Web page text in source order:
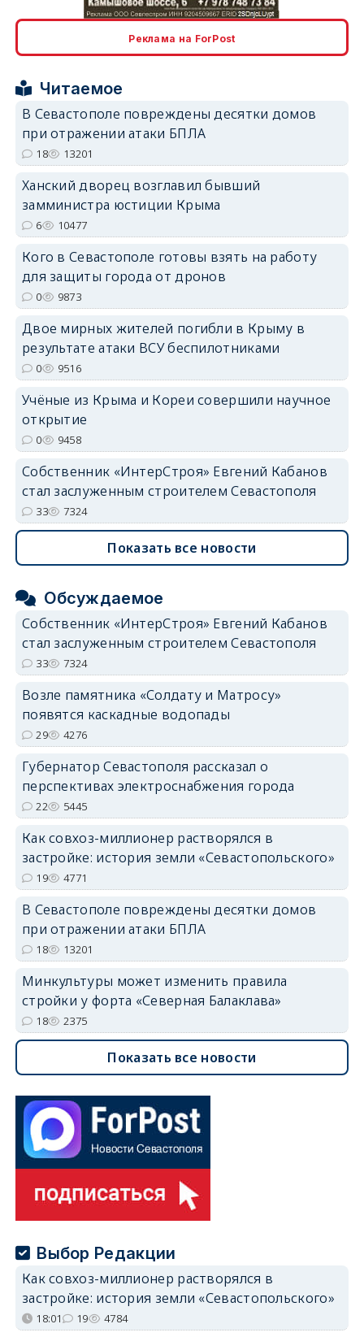
erid: 2SDnjcLUypt
erid: 2SDnjdPjgYS
erid: 2SDnjdvhGXG
Реклама на ForPost
Читаемое
В Севастополе повреждены десятки домов
при отражении атаки БПЛА
18 13201
Ханский дворец возглавил бывший
замминистра юстиции Крыма
6 10477
Кого в Севастополе готовы взять на работу
для защиты города от дронов
0 9873
Двое мирных жителей погибли в Крыму в
результате атаки ВСУ беспилотниками
0 9516
Учёные из Крыма и Кореи совершили научное
открытие
0 9458
Собственник «ИнтерСтроя» Евгений Кабанов
стал заслуженным строителем Севастополя
33 7324
Показать все новости
Обсуждаемое
Собственник «ИнтерСтроя» Евгений Кабанов
стал заслуженным строителем Севастополя
33 7324
Возле памятника «Солдату и Матросу»
появятся каскадные водопады
29 4276
Губернатор Севастополя рассказал о
перспективах электроснабжения города
22 5445
Как совхоз-миллионер растворялся в
застройке: история земли «Севастопольского»
19 4771
В Севастополе повреждены десятки домов
при отражении атаки БПЛА
18 13201
Минкультуры может изменить правила
стройки у форта «Северная Балаклава»
18 2375
Показать все новости
Выбор Редакции
Как совхоз-миллионер растворялся в
застройке: история земли «Севастопольского»
18:01 19 4784